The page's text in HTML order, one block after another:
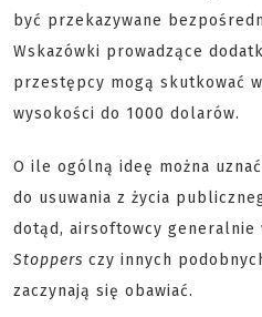
być przekazywane
Wskazówki prowadzące
przestępcy mogą skutkować
wysokości do 1000 dolarów.
O ile ogólną ideę można
do usuwania z życia
dotąd, airsoftowcy generalnie
Stoppers czy innych
zaczynają się obawiać.